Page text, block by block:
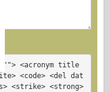
<acronym title
<code> <del dat
<strike> <strong>